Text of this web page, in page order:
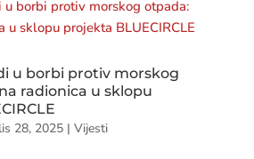
u borbi protiv morskog
radionica u sklopu
lis 28, 2025| Vijesti